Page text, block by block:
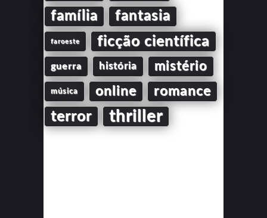
família fantasia
faroeste ficção científica
guerra história mistério
música online romance
terror thriller